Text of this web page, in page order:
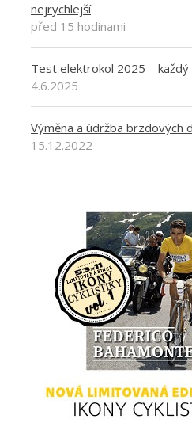
nejrychlejší
před 15 hodinami
Test elektrokol 2025 – každý
4.6.2025
Výměna a údržba brzdových
15.12.2022